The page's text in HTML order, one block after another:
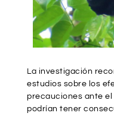
La investigación
estudios sobre los
precauciones ante
podrían tener